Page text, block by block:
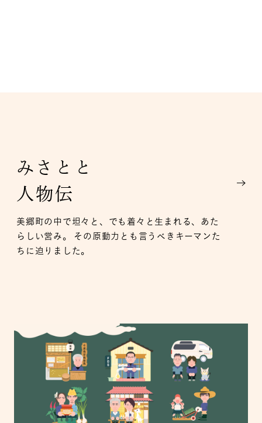
みさとと
人物伝
美郷町の中で坦々と、でも着々と生まれる、あた
らしい営み。
その原動力とも言うべきキーマンた
ちに迫りました。